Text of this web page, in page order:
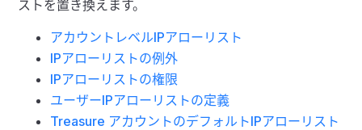
ストを置き換えます。
アカウントレベルIPアローリスト
IPアローリストの例外
IPアローリストの権限
ユーザーIPアローリストの定義
Treasure アカウントのデフォルトIPアローリスト